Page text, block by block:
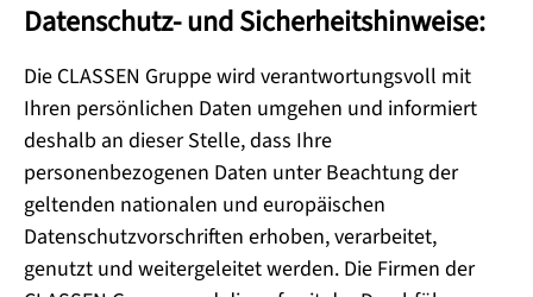
Datenschutz- und Sicherheitshinweise:
Die CLASSEN Gruppe wird verantwortungsvoll mit
Ihren persönlichen Daten umgehen und informiert
deshalb an dieser Stelle, dass Ihre
personenbezogenen Daten unter Beachtung der
geltenden nationalen und europäischen
Datenschutzvorschriften erhoben, verarbeitet,
genutzt und weitergeleitet werden. Die Firmen der